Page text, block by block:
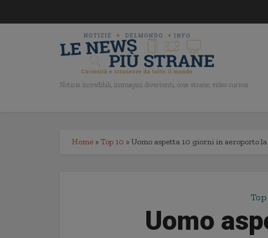
Notizie incredibili, immagini divertenti, cose strane, video curiosi
Home »Top 10 » Uomo aspetta 10 giorni in aeroporto
Top
Uomo